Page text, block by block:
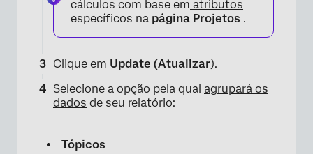
cálculos com base em atributos
específicos na página Projetos .
Clique em Update (Atualizar).
Selecione a opção pela qual agrupará os
dados de seu relatório:
Tópicos